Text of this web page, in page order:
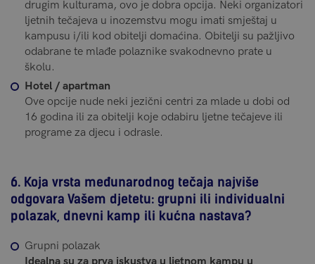
drugim kulturama, ovo je dobra opcija. Neki organizatori
ljetnih tečajeva u inozemstvu mogu imati smještaj u
kampusu i/ili kod obitelji domaćina. Obitelji su pažljivo
odabrane te mlađe polaznike svakodnevno prate u
školu.
Hotel / apartman
Ove opcije nude neki jezični centri za mlade u dobi od
16 godina ili za obitelji koje odabiru ljetne tečajeve ili
programe za djecu i odrasle.
6. Koja vrsta međunarodnog tečaja najviše
odgovara Vašem djetetu: grupni ili individualni
polazak, dnevni kamp ili kućna nastava?
Grupni polazak